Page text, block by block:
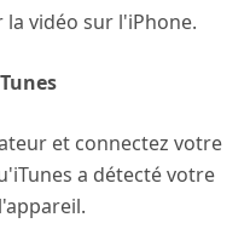
vidéo sur l'iPhone.
et connectez votre
a détecté votre